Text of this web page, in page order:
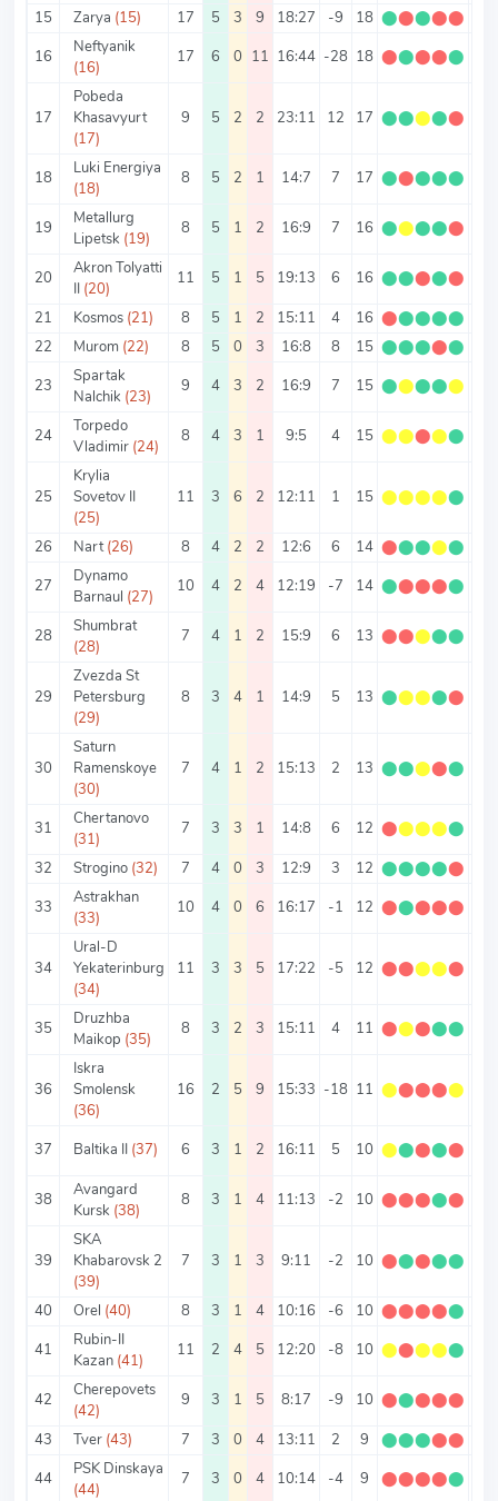
15
Zarya (15) 17 5 3 9 18:27 -9 18 ⬤⬤⬤⬤⬤
16
Neftyanik
(16)
17 6 0 11 16:44 -28 18 ⬤⬤⬤⬤⬤
17
Pobeda
Khasavyurt
(17)
9 5 2 2 23:11 12 17 ⬤⬤⬤⬤⬤
18
Luki Energiya
(18)
8 5 2 1 14:7 7 17 ⬤⬤⬤⬤⬤
19
Metallurg
Lipetsk (19)
8 5 1 2 16:9 7 16 ⬤⬤⬤⬤⬤
20
Akron Tolyatti
II (20)
11 5 1 5 19:13 6 16 ⬤⬤⬤⬤⬤
21
Kosmos (21) 8 5 1 2 15:11 4 16 ⬤⬤⬤⬤⬤
22
Murom (22) 8 5 0 3 16:8 8 15 ⬤⬤⬤⬤⬤
23
Spartak
Nalchik (23)
9 4 3 2 16:9 7 15 ⬤⬤⬤⬤⬤
24
Torpedo
Vladimir (24)
8 4 3 1 9:5 4 15 ⬤⬤⬤⬤⬤
25
Krylia
Sovetov II
(25)
11 3 6 2 12:11 1 15 ⬤⬤⬤⬤⬤
26 Nart (26) 8 4 2 2 12:6 6 14 ⬤⬤⬤⬤⬤
27
Dynamo
Barnaul (27)
10 4 2 4 12:19 -7 14 ⬤⬤⬤⬤⬤
28
Shumbrat
(28)
7 4 1 2 15:9 6 13 ⬤⬤⬤⬤⬤
29
Zvezda St
Petersburg
(29)
8 3 4 1 14:9 5 13 ⬤⬤⬤⬤⬤
30
Saturn
Ramenskoye
(30)
7 4 1 2 15:13 2 13 ⬤⬤⬤⬤⬤
31
Chertanovo
(31)
7 3 3 1 14:8 6 12 ⬤⬤⬤⬤⬤
32
Strogino (32) 7 4 0 3 12:9 3 12 ⬤⬤⬤⬤⬤
33
Astrakhan
(33)
10 4 0 6 16:17 -1 12 ⬤⬤⬤⬤⬤
34
Ural-D
Yekaterinburg
(34)
11 3 3 5 17:22 -5 12 ⬤⬤⬤⬤⬤
35
Druzhba
Maikop (35)
8 3 2 3 15:11 4 11 ⬤⬤⬤⬤⬤
36
Iskra
Smolensk
(36)
16 2 5 9 15:33 -18 11 ⬤⬤⬤⬤⬤
37 Baltika II (37) 6 3 1 2 16:11 5 10 ⬤⬤⬤⬤⬤
38
Avangard
Kursk (38)
8 3 1 4 11:13 -2 10 ⬤⬤⬤⬤⬤
39
SKA
Khabarovsk 2
(39)
7 3 1 3 9:11 -2 10 ⬤⬤⬤⬤⬤
40 Orel (40) 8 3 1 4 10:16 -6 10 ⬤⬤⬤⬤⬤
41
Rubin-II
Kazan (41)
11 2 4 5 12:20 -8 10 ⬤⬤⬤⬤⬤
42
Cherepovets
(42)
9 3 1 5 8:17 -9 10 ⬤⬤⬤⬤⬤
43
Tver (43) 7 3 0 4 13:11 2 9 ⬤⬤⬤⬤⬤
44
PSK Dinskaya
(44)
7 3 0 4 10:14 -4 9 ⬤⬤⬤⬤⬤